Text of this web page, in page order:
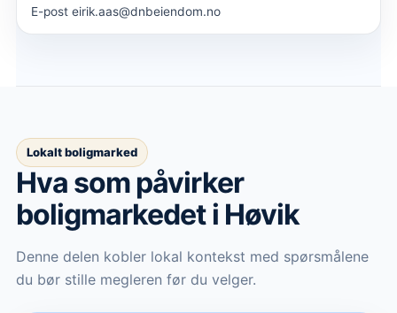
E-post eirik.aas@dnbeiendom.no
Lokalt boligmarked
Hva som påvirker
boligmarkedeti Høvik
Denne delen kobler lokal kontekst med spørsmålene
du bør stille megleren før du velger.